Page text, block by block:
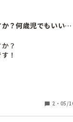
？何歳児でもいいの
？
！
2 ・ 05/